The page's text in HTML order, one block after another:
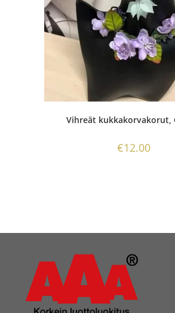
Vihreät kukkakorvakorut,
€12.00